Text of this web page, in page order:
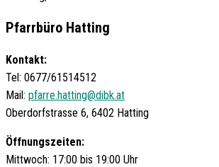
Pfarrbüro Hatting
Kontakt:
Tel: 0677/61514512
Mail: pfarre.hatting@dibk.at
Oberdorfstrasse 6, 6402 Hatting
Öffnungszeiten:
Mittwoch: 17:00 bis 19:00 Uhr